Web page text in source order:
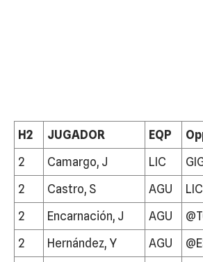
H2 JUGADOR EQP
2
Camargo, J LIC
2
Castro, S AGU LIC
2
Encarnación, J AGU
2
Hernández, Y AGU